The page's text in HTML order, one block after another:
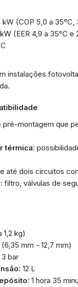
kW (COP 5,0 a 35°C,
(EER 4,9 a 35°C e
instalações
pré-montagem que
térmica:
até dois circuitos
: filtro, válvulas de
1,2 kg)
mm - 12,7 mm)
3 bar
12 L
1 hora 35